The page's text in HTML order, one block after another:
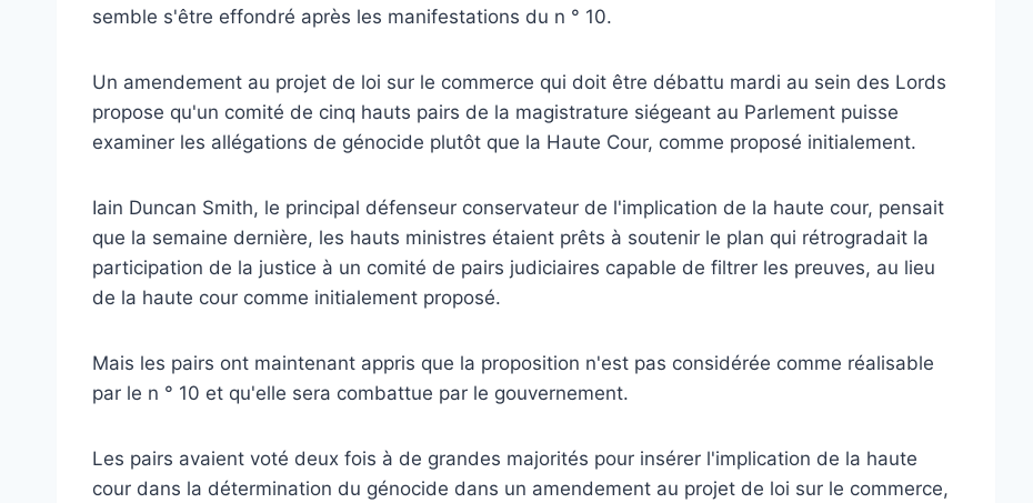
semble s'être effondré après les manifestations du n ° 10.
Un amendement au projet de loi sur le commerce qui doit être débattu mardi au sein des Lords
propose qu'un comité de cinq hauts pairs de la magistrature siégeant au Parlement puisse
examiner les allégations de génocide plutôt que la Haute Cour, comme proposé initialement.
Iain Duncan Smith, le principal défenseur conservateur de l'implication de la haute cour, pensait
que la semaine dernière, les hauts ministres étaient prêts à soutenir le plan qui rétrogradait la
participation de la justice à un comité de pairs judiciaires capable de filtrer les preuves, au lieu
de la haute cour comme initialement proposé.
Mais les pairs ont maintenant appris que la proposition n'est pas considérée comme réalisable
par le n ° 10 et qu'elle sera combattue par le gouvernement.
Les pairs avaient voté deux fois à de grandes majorités pour insérer l'implication de la haute
cour dans la détermination du génocide dans un amendement au projet de loi sur le commerce,